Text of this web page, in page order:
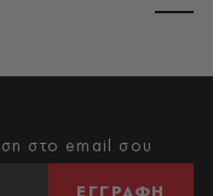
στο email σου
ΕΓΓΡΑΦΗ